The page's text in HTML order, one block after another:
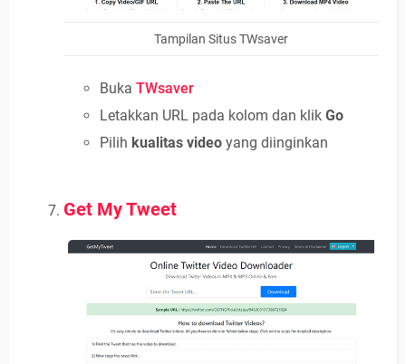
Tampilan Situs TWsaver
Buka TWsaver
Letakkan URL pada kolom dan klik Go
Pilih kualitas video yang diinginkan
Get My Tweet